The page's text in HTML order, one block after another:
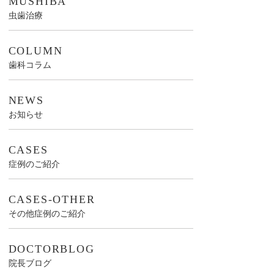
虫歯治療
COLUMN
歯科コラム
NEWS
お知らせ
CASES
症例のご紹介
CASES-OTHER
その他症例のご紹介
DOCTORBLOG
院長ブログ